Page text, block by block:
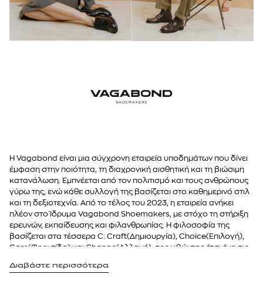
Η Vagabond είναι μια σύγχρονη εταιρεία υποδημάτων που δίνει
έμφαση στην ποιότητα, τη διαχρονική αισθητική και τη βιώσιμη
κατανάλωση. Εμπνέεται από τον πολιτισμό και τους ανθρώπους
γύρω της, ενώ κάθε συλλογή της βασίζεται στο καθημερινό στιλ
και τη δεξιοτεχνία. Από το τέλος του 2023, η εταιρεία ανήκει
πλέον στο Ίδρυμα Vagabond Shoemakers, με στόχο τη στήριξη
ερευνών, εκπαίδευσης και φιλανθρωπίας. Η φιλοσοφία της
βασίζεται στα τέσσερα C: Craft(Δημιουργία), Choice(Επιλογή),
Care(Φροντίδα) και Change(Αλλαγή), προωθώντας έτσι ένα πιο
Διαβάστε περισσότερα
45